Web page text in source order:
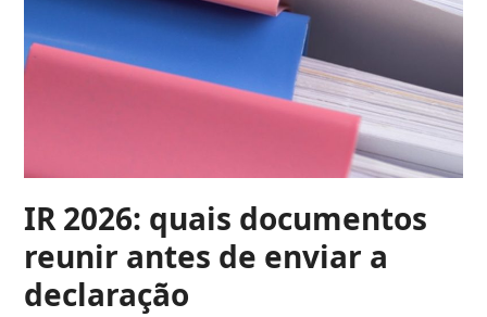
IR 2026: quais documentos
reunir antes de enviar a
declaração